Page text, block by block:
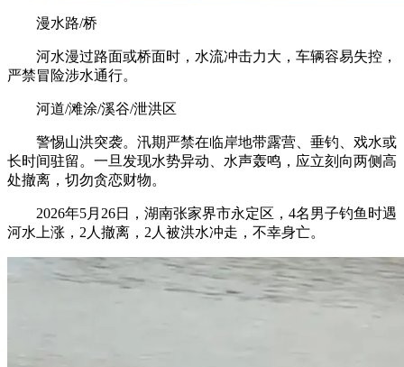
漫水路/桥
河水漫过路面或桥面时，水流冲击力大，车辆容易失控，
严禁冒险涉水通行。
河道/滩涂/溪谷/泄洪区
警惕山洪突袭。汛期严禁在临岸地带露营、垂钓、戏水或
长时间驻留。一旦发现水势异动、水声轰鸣，应立刻向两侧高
处撤离，切勿贪恋财物。
2026年5月26日，湖南张家界市永定区，4名男子钓鱼时遇
河水上涨，2人撤离，2人被洪水冲走，不幸身亡。